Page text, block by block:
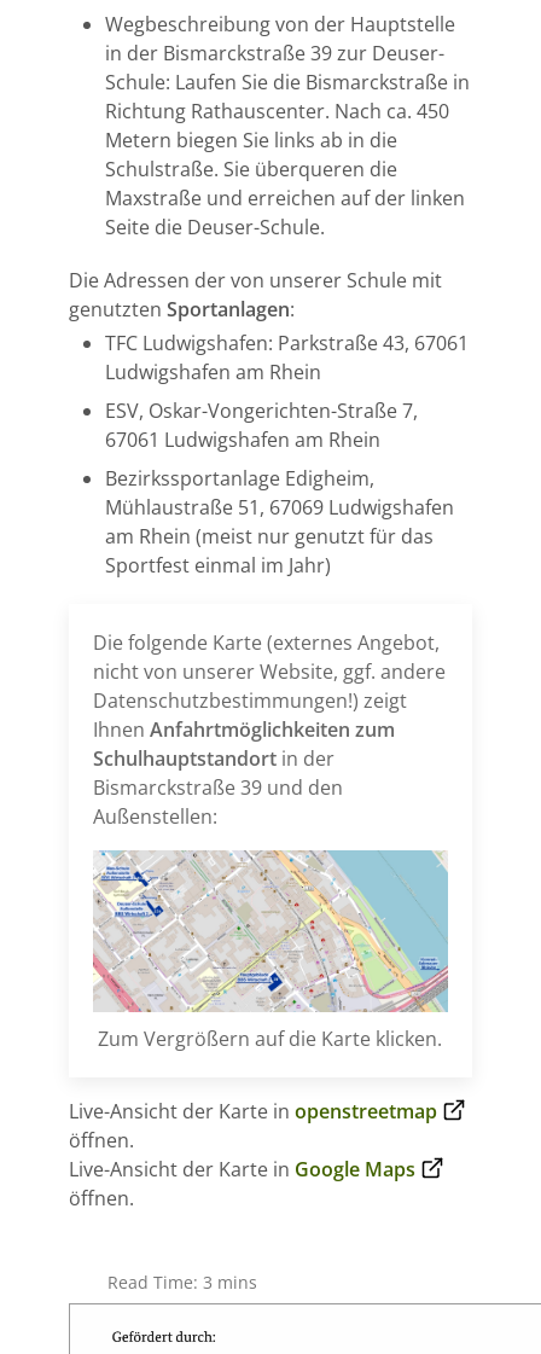
Wegbeschreibung von der Hauptstelle
in der Bismarckstraße 39 zur Deuser-
Schule: Laufen Sie die Bismarckstraße in
Richtung Rathauscenter. Nach ca. 450
Metern biegen Sie links ab in die
Schulstraße. Sie überqueren die
Maxstraße und erreichen auf der linken
Seite die Deuser-Schule.
Die Adressen der von unserer Schule mit
genutzten Sportanlagen:
TFC Ludwigshafen: Parkstraße 43, 67061
Ludwigshafen am Rhein
ESV, Oskar-Vongerichten-Straße 7,
67061 Ludwigshafen am Rhein
Bezirkssportanlage Edigheim,
Mühlaustraße 51, 67069 Ludwigshafen
am Rhein (meist nur genutzt für das
Sportfest einmal im Jahr)
Die folgende Karte (externes Angebot,
nicht von unserer Website, ggf. andere
Datenschutzbestimmungen!) zeigt
Ihnen Anfahrtmöglichkeiten zum
Schulhauptstandortin der
Bismarckstraße 39 und den
Außenstellen:
Zum Vergrößern auf die Karte klicken.
Live-Ansicht der Karte in openstreetmap
öffnen.
Live-Ansicht der Karte in Google Maps
öffnen.
Read Time: 3 mins